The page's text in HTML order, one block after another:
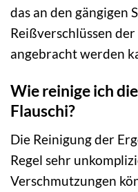
das an den gängigen
Reißverschlüssen
angebracht werden
Wie reinige ich
Flauschi?
Die Reinigung der
Regel sehr
Verschmutzungen